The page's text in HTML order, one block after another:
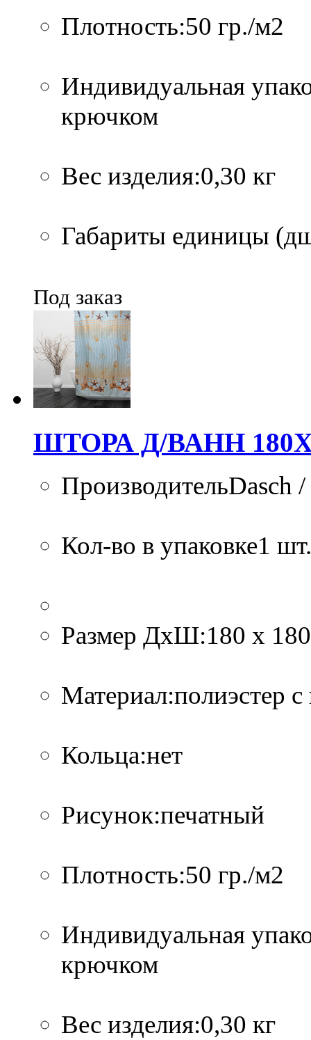
Плотность:50 гр./м2
Индивидуальная
крючком
Вес изделия:0,30 кг
Габариты единицы
Под заказ
ШТОРА Д/ВАНН
ПроизводительDasch
Кол-во в упаковке1
Размер ДхШ:180 х
Материал:полиэстер
Кольца:нет
Рисунок:печатный
Плотность:50 гр./м2
Индивидуальная
крючком
Вес изделия:0,30 кг